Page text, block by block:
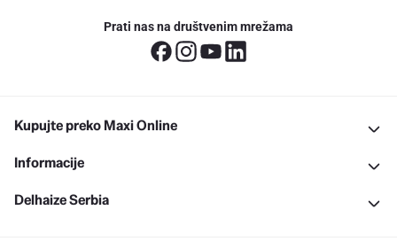
Prati nas na društvenim mrežama
Kupujte preko Maxi Online
Informacije
Delhaize Serbia